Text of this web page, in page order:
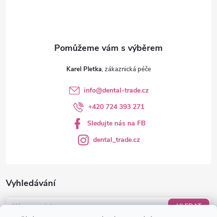
Vyhledávání
HLEDAT
Karel Pletka
info@dental-trade.cz
+420 724 393 271
Sledujte nás na FB
dental_trade.cz